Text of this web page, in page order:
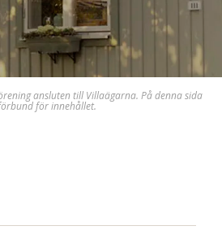
ansluten till Villaägarna. På denna sida
för innehållet.